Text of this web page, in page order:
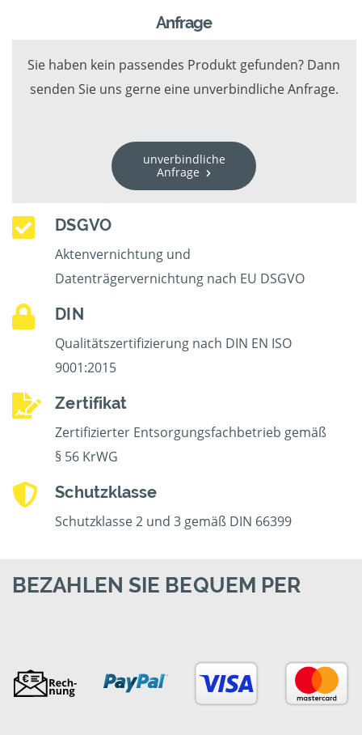
Anfrage
Sie haben kein passendes Produkt gefunden? Dann
senden Sie uns gerne eine unverbindliche Anfrage.
unverbindliche
Anfrage
DSGVO
Aktenvernichtung und
Datenträgervernichtung nach EU DSGVO
DIN
Qualitätszertifizierung nach DIN EN ISO
9001:2015
Zertifikat
Zertifizierter Entsorgungsfachbetrieb gemäß
§ 56 KrWG
Schutzklasse
Schutzklasse 2 und 3 gemäß DIN 66399
BEZAHLEN SIE BEQUEM PER